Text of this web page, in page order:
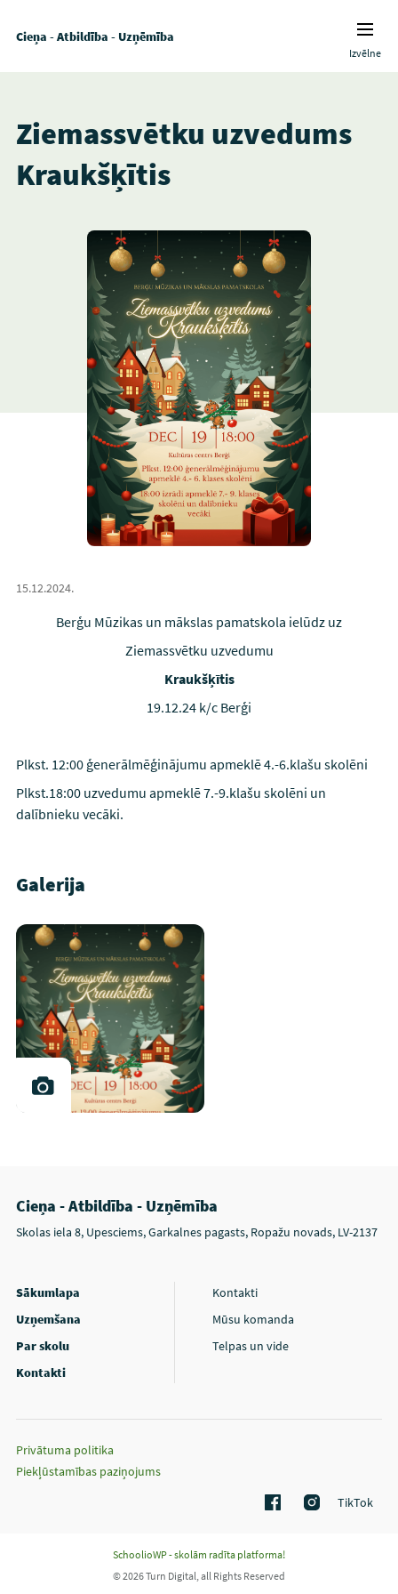
Cieņa - Atbildība - Uzņēmība
Izvēlne
Ziemassvētku uzvedums
Kraukšķītis
15.12.2024.
Berģu Mūzikas un mākslas pamatskola ielūdz uz
Ziemassvētku uzvedumu
Kraukšķītis
19.12.24 k/c Berģi
Plkst. 12:00 ģenerālmēģinājumu apmeklē 4.-6.klašu skolēni
Plkst.18:00 uzvedumu apmeklē 7.-9.klašu skolēni un
dalībnieku vecāki.
Galerija
Cieņa - Atbildība - Uzņēmība
Skolas iela 8, Upesciems, Garkalnes pagasts, Ropažu novads, LV-2137
Sākumlapa
Uzņemšana
Par skolu
Kontakti
Kontakti
Mūsu komanda
Telpas un vide
Privātuma politika
Piekļūstamības paziņojums
TikTok
SchoolioWP - skolām radīta platforma!
© 2026 Turn Digital, all Rights Reserved